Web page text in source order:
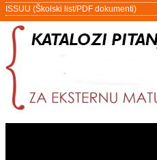
ISSUU (Školski list/PDF dokumenti)